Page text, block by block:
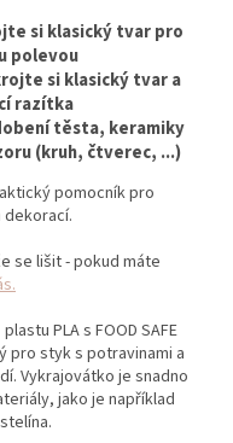
si klasický tvar pro
polevou
si klasický tvar a
razítka
těsta, keramiky
(kruh, čtverec, ...)
pomocník pro
dekorací.
se lišit - pokud máte
PLA s FOOD SAFE
pro styk s potravinami a
Vykrajovátko je snadno
jako je například